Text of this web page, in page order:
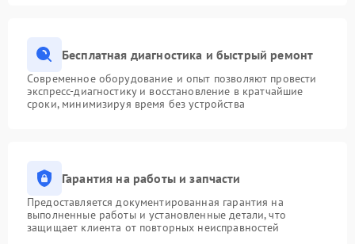
Бесплатная диагностика и быстрый ремонт
Современное оборудование и опыт позволяют провести
экспресс-диагностику и восстановление в кратчайшие
сроки, минимизируя время без устройства
Гарантия на работы и запчасти
Предоставляется документированная гарантия на
выполненные работы и установленные детали, что
защищает клиента от повторных неисправностей